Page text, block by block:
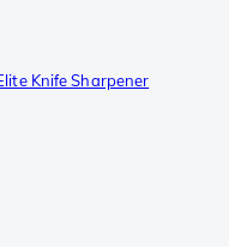
Knife Sharpener